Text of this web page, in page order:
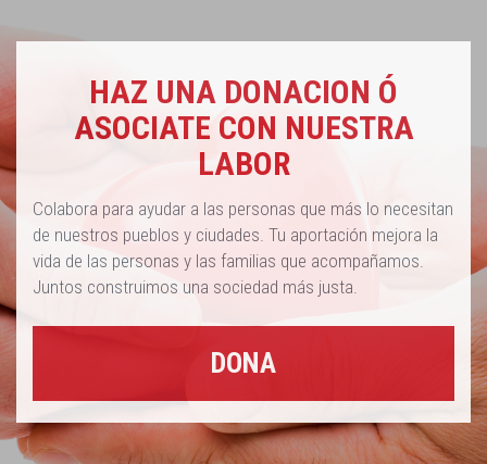
HAZ UNA DONACION Ó
ASOCIATE CON NUESTRA
LABOR
Colabora para ayudar a las personas que más lo necesitan
de nuestros pueblos y ciudades. Tu aportación mejora la
vida de las personas y las familias que acompañamos.
Juntos construimos una sociedad más justa.
DONA